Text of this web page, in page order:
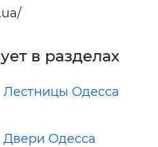
в разделах
Лестницы Одесса
Двери Одесса